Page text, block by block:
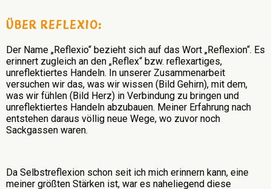
ÜBER REFLEXIO:
Der Name „Reflexio“ bezieht sich auf das Wort „Reflexion“. Es
erinnert zugleich an den „Reflex“ bzw. reflexartiges,
unreflektiertes Handeln. In unserer Zusammenarbeit
versuchen wir das, was wir wissen (Bild Gehirn), mit dem,
was wir fühlen (Bild Herz) in Verbindung zu bringen und
unreflektiertes Handeln abzubauen. Meiner Erfahrung nach
entstehen daraus völlig neue Wege, wo zuvor noch
Sackgassen waren.
Da Selbstreflexion schon seit ich mich erinnern kann, eine
meiner größten Stärken ist, war es naheliegend diese